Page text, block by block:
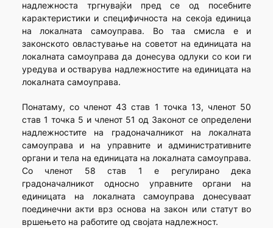
надлежноста тргнувајќи пред се од посебните
карактеристики и специфичноста на секоја единица
на локалната самоуправа. Во таа смисла е и
законското овластување на советот на единицата на
локалната самоуправа да донесува одлуки со кои ги
уредува и остварува надлежностите на единицата на
локалната самоуправа.
Понатаму, со членот 43 став 1 точка 13, членот 50
став 1 точка 5 и членот 51 од Законот се определени
надлежностите на градоначалникот на локалната
самоуправа и на управните и административните
органи и тела на единицата на локалната самоуправа.
Со членот 58 став 1 е регулирано дека
градоначалникот односно управните органи на
единицата на локалната самоуправа донесуваат
поединечни акти врз основа на закон или статут во
вршењето на работите од својата надлежност.